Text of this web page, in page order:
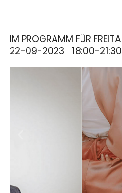
IM PROGRAMM FÜR
22-09-2023 | 18:00-